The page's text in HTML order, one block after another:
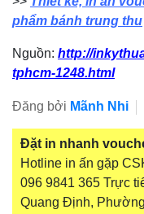
phẩm bánh trung thu
Nguồn: http://
tphcm-1248.html
Đăng bởi Mãnh Nhi
Đặt in nhanh
Hotline in ấn gặp
096 9841 365 Trực
Quang Định,